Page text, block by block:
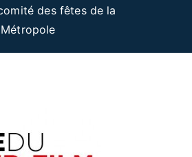
des fêtes de la